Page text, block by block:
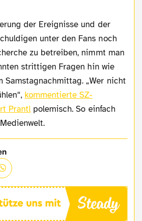
unter den Fans noch
zu betreiben, nimmt man
strittigen Fragen hin wie
Samstagnachmittag. „Wer nicht
kommentierte SZ-
Prantl polemisch. So einfach